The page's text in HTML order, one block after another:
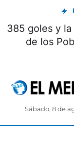
385 goles y
de los
Sábado, 8 de